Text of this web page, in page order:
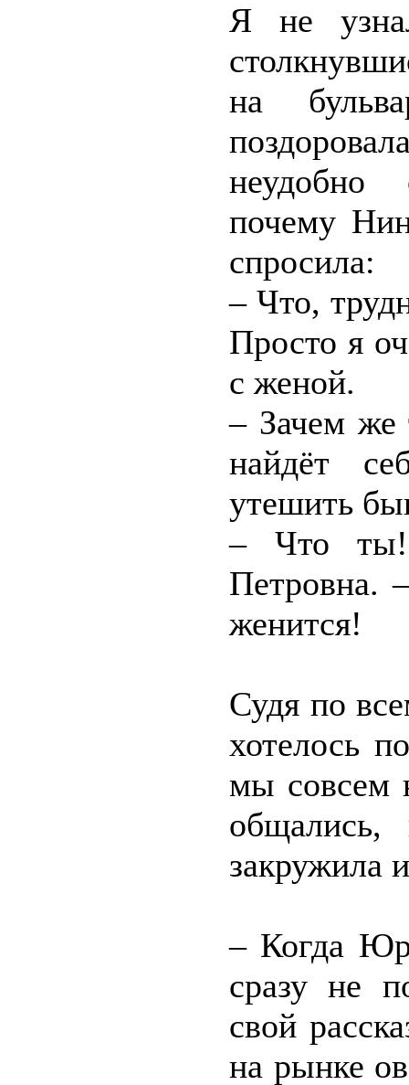
Я не
на
неудобно
почему
спросила:
– Что,
Просто я
с женой.
– Зачем же
найдёт
утешить
– Что ты!
Петровна.
женится!
Судя по
хотелось
мы совсем
закружила
– Когда
сразу не
свой
на рынке